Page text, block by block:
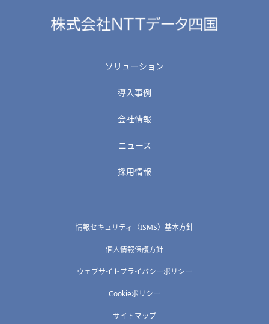
ソリューション
導入事例
会社情報
ニュース
採用情報
情報セキュリティ（ISMS）基本方針
個人情報保護方針
ウェブサイトプライバシーポリシー
Cookieポリシー
サイトマップ